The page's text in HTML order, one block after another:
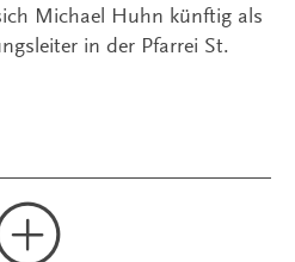
Michael Huhn künftig als
in der Pfarrei St.